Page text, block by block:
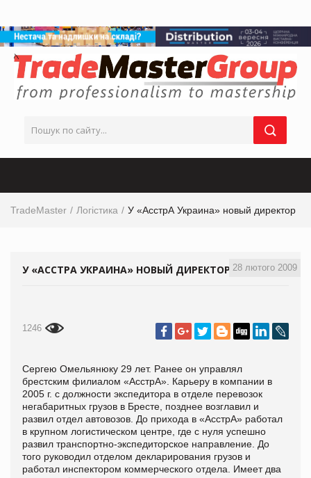
TradeMaster Логістика У «АсстрА Украина» новый директор
28 лютого 2009
У «АССТРА УКРАИНА» НОВЫЙ ДИРЕКТОР
1246
Сергею Омельянюку 29 лет. Ранее он управлял
брестским филиалом «АсстрА». Карьеру в компании в
2005 г. с должности экспедитора в отделе перевозок
негабаритных гру­зов в Бресте, позднее возглавил и
развил отдел автовозов. До прихода в «АсстрА» работал
в крупном логистическом центре, где с нуля успешно
развил транспортно-экспедиторское на­правление. До
того руководил отделом декларирования грузов и
работал инспектором коммерческого отдела. Имеет два